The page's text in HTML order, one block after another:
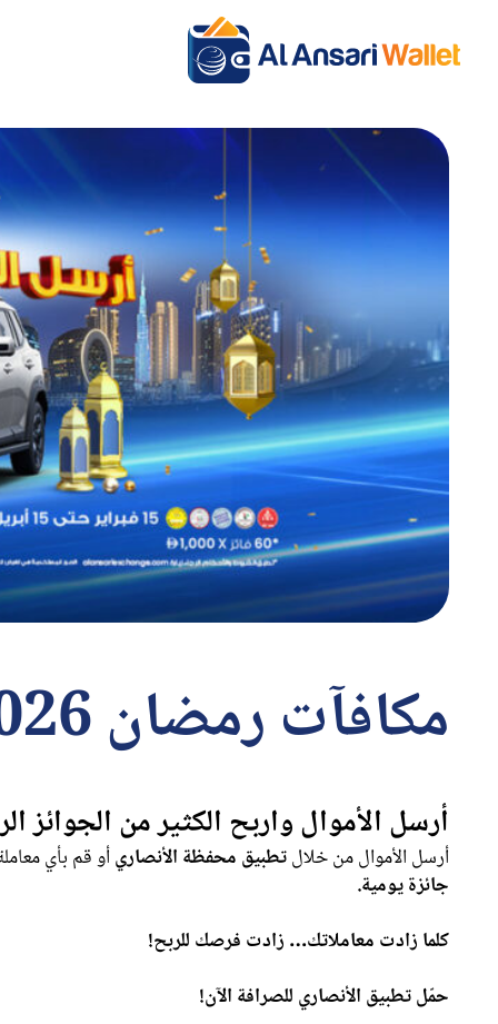
مكافآت رمضان 2026 (انتهى العرض)
أرسل الأموال واربح الكثير من الجوائز
أرسل الأموال من خلالتطبيق محفظة الأنصاريأو قم بأي
جائزة يومية.
كلما زادت معاملاتك… زادت فرصك للربح!
حمّلتطبيق الأنصاري للصرافة الآن!